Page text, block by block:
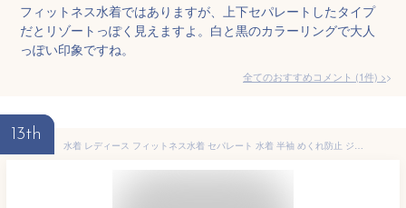
フィットネス水着ではありますが、上下セパレートしたタイプ
だとリゾートっぽく見えますよ。白と黒のカラーリングで大人
っぽい印象ですね。
全てのおすすめコメント (1件) >
13th
水着 レディース フィットネス水着 セパレート 水着 半袖 めくれ防止 ジム プール 競泳水着 フロントジッパー 2点セット 大きいサイズ 体型カバー水着 ママ水着 30代 40代 50代 オトナ女子 かわいい 人気 レディースファッション COTARON コタロン【送料無料】